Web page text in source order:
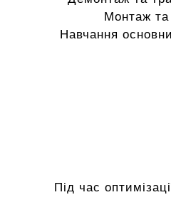
Монтаж та
Навчання
Під час